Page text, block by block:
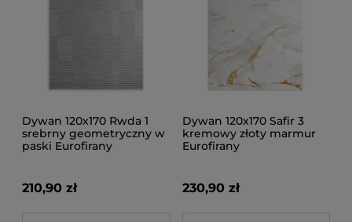
Dywan 120x170 Rwda 1
srebrny geometryczny w
paski Eurofirany
210,90 zł
Dywan 120x170 Safir 3
kremowy złoty marmur
Eurofirany
230,90 zł